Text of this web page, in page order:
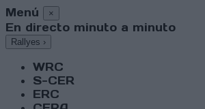
Menú ×
En directo minuto a minuto
Rallyes ›
WRC
S-CER
ERC